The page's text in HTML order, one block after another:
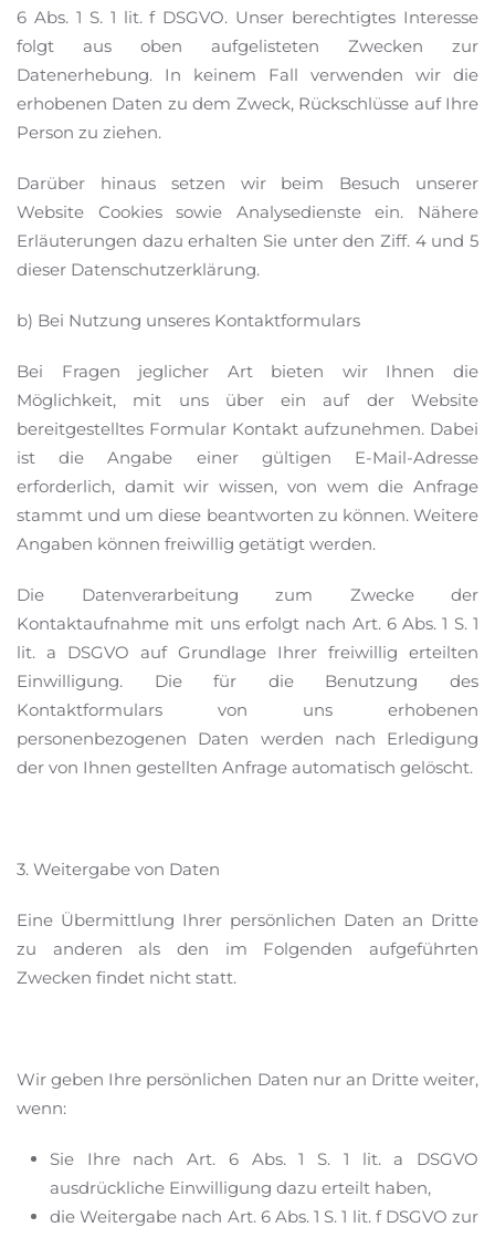
6 Abs. 1 S. 1 lit. f DSGVO. Unser berechtigtes Interesse
folgt aus oben aufgelisteten Zwecken zur
Datenerhebung. In keinem Fall verwenden wir die
erhobenen Daten zu dem Zweck, Rückschlüsse auf Ihre
Person zu ziehen.
Darüber hinaus setzen wir beim Besuch unserer
Website Cookies sowie Analysedienste ein. Nähere
Erläuterungen dazu erhalten Sie unter den Ziff. 4 und 5
dieser Datenschutzerklärung.
b) Bei Nutzung unseres Kontaktformulars
Bei Fragen jeglicher Art bieten wir Ihnen die
Möglichkeit, mit uns über ein auf der Website
bereitgestelltes Formular Kontakt aufzunehmen. Dabei
ist die Angabe einer gültigen E-Mail-Adresse
erforderlich, damit wir wissen, von wem die Anfrage
stammt und um diese beantworten zu können. Weitere
Angaben können freiwillig getätigt werden.
Die Datenverarbeitung zum Zwecke der
Kontaktaufnahme mit uns erfolgt nach Art. 6 Abs. 1 S. 1
lit. a DSGVO auf Grundlage Ihrer freiwillig erteilten
Einwilligung. Die für die Benutzung des
Kontaktformulars von uns erhobenen
personenbezogenen Daten werden nach Erledigung
der von Ihnen gestellten Anfrage automatisch gelöscht.
3. Weitergabe von Daten
Eine Übermittlung Ihrer persönlichen Daten an Dritte
zu anderen als den im Folgenden aufgeführten
Zwecken findet nicht statt.
Wir geben Ihre persönlichen Daten nur an Dritte weiter,
wenn:
Sie Ihre nach Art. 6 Abs. 1 S. 1 lit. a DSGVO
ausdrückliche Einwilligung dazu erteilt haben,
die Weitergabe nach Art. 6 Abs. 1 S. 1 lit. f DSGVO zur